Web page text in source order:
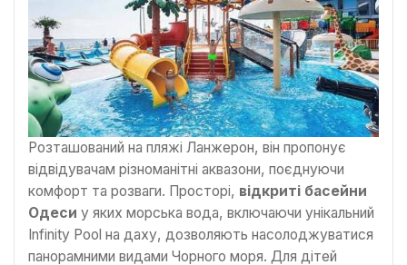
Розташований на пляжі Ланжерон, він пропонує
відвідувачам різноманітні аквазони, поєднуючи
комфорт та розваги. Просторі, відкриті басейни
Одеси у яких морська вода, включаючи унікальний
Infinity Pool на даху, дозволяють насолоджуватися
панорамними видами Чорного моря. Для дітей